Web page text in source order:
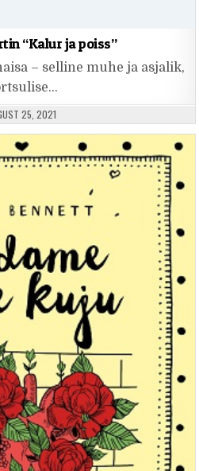
“Kalur ja poiss”
– selline muhe ja asjalik,
DATE:
25, 2021